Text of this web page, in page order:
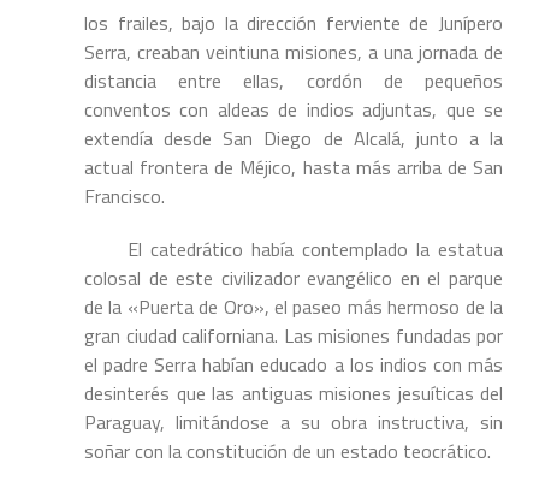
los frailes, bajo la dirección ferviente de Junípero
Serra, creaban veintiuna misiones, a una jornada de
distancia entre ellas, cordón de pequeños
conventos con aldeas de indios adjuntas, que se
extendía desde San Diego de Alcalá, junto a la
actual frontera de Méjico, hasta más arriba de San
Francisco.
El catedrático había contemplado la estatua
colosal de este civilizador evangélico en el parque
de la «Puerta de Oro», el paseo más hermoso de la
gran ciudad californiana. Las misiones fundadas por
el padre Serra habían educado a los indios con más
desinterés que las antiguas misiones jesuíticas del
Paraguay, limitándose a su obra instructiva, sin
soñar con la constitución de un estado teocrático.